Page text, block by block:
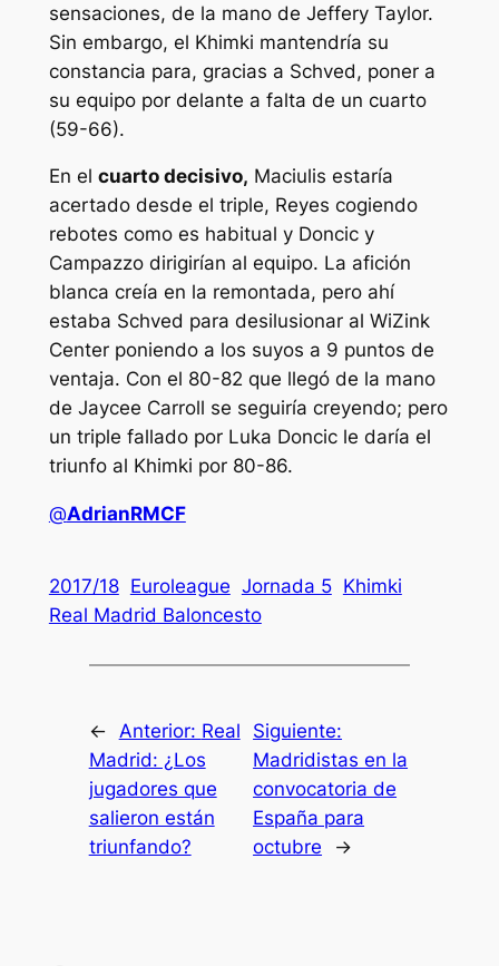
sensaciones, de la mano de Jeffery Taylor.
Sin embargo, el Khimki mantendría su
constancia para, gracias a Schved, poner a
su equipo por delante a falta de un cuarto
(59-66).
En el cuarto decisivo, Maciulis estaría
acertado desde el triple, Reyes cogiendo
rebotes como es habitual y Doncic y
Campazzo dirigirían al equipo. La afición
blanca creía en la remontada, pero ahí
estaba Schved para desilusionar al WiZink
Center poniendo a los suyos a 9 puntos de
ventaja. Con el 80-82 que llegó de la mano
de Jaycee Carroll se seguiría creyendo; pero
un triple fallado por Luka Doncic le daría el
triunfo al Khimki por 80-86.
@AdrianRMCF
2017/18 Euroleague Jornada 5 Khimki
Real Madrid Baloncesto
← Anterior: Real
Madrid: ¿Los
jugadores que
salieron están
triunfando?
Siguiente:
Madridistas en la
convocatoria de
España para
octubre
→